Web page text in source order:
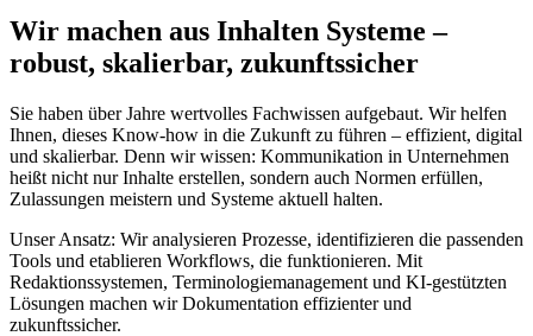
Wir machen aus Inhalten Systeme –
robust, skalierbar, zukunftssicher
Sie haben über Jahre wertvolles Fachwissen aufgebaut. Wir helfen
Ihnen, dieses Know-how in die Zukunft zu führen – effizient, digital
und skalierbar. Denn wir wissen: Kommunikation in Unternehmen
heißt nicht nur Inhalte erstellen, sondern auch Normen erfüllen,
Zulassungen meistern und Systeme aktuell halten.
Unser Ansatz: Wir analysieren Prozesse, identifizieren die passenden
Tools und etablieren Workflows, die funktionieren. Mit
Redaktionssystemen, Terminologiemanagement und KI-gestützten
Lösungen machen wir Dokumentation effizienter und
zukunftssicher.